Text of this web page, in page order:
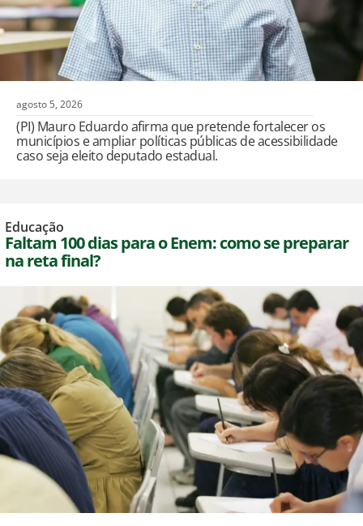
agosto 5, 2026
(PI) Mauro Eduardo afirma que pretende fortalecer os
municípios e ampliar políticas públicas de acessibilidade
caso seja eleito deputado estadual.
Educação
Faltam 100 dias para o Enem: como se preparar
na reta final?